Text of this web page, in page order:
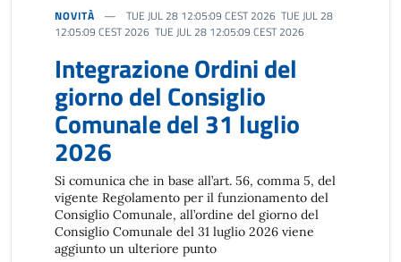
NOVITÀ
TUE JUL 28 12:05:09 CEST 2026 TUE JUL 28
12:05:09 CEST 2026 TUE JUL 28 12:05:09 CEST 2026
Integrazione Ordini del
giorno del Consiglio
Comunale del 31 luglio
2026
Si comunica che in base all’art. 56, comma 5, del
vigente Regolamento per il funzionamento del
Consiglio Comunale, all’ordine del giorno del
Consiglio Comunale del 31 luglio 2026 viene
aggiunto un ulteriore punto